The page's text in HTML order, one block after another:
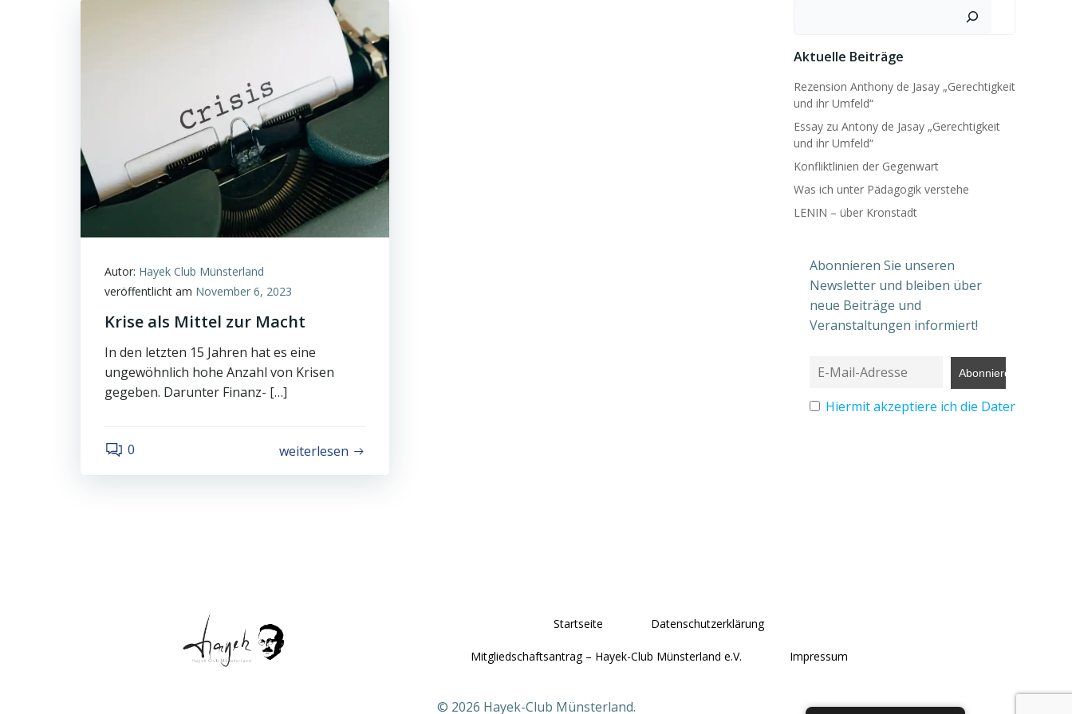
Autor: Hayek Club Münsterland
veröffentlicht am November 6, 2023
Krise als Mittel zur Macht
In den letzten 15 Jahren hat es eine
ungewöhnlich hohe Anzahl von Krisen
gegeben. Darunter Finanz- […]
0 weiterlesen
Aktuelle Beiträge
Rezension Anthony de Jasay „Gerechtigkeit
und ihr Umfeld“
Essay zu Antony de Jasay „Gerechtigkeit
und ihr Umfeld“
Konfliktlinien der Gegenwart
Was ich unter Pädagogik verstehe
LENIN – über Kronstadt
Abonnieren Sie unseren
Newsletter und bleiben über
neue Beiträge und
Veranstaltungen informiert!
Hiermit akzeptiere ich die
Startseite Datenschutzerklärung
Mitgliedschaftsantrag – Hayek-Club Münsterland e.V. Impressum
© 2026 Hayek-Club Münsterland.